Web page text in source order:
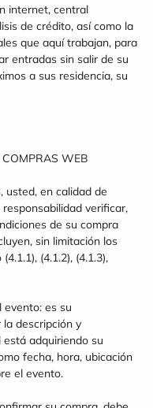
internet, central
de crédito, así como la
que aquí trabajan, para
entradas sin salir de su
a sus residencia, su
WEB
usted, en calidad de
verificar,
de su compra
sin limitación los
(4.1.2), (4.1.3),
evento: es su
descripción y
adquiriendo su
fecha, hora, ubicación
el evento.